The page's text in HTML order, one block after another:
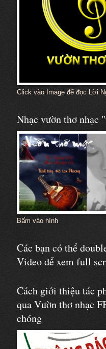
Click vào Image để đọc Lời
Nhạc vườn thơ nhạc
Bấm vào hình
Các bạn có thể
Video để xem full
Cách giới thiệu tác
qua Vườn thơ nhạc
chóng